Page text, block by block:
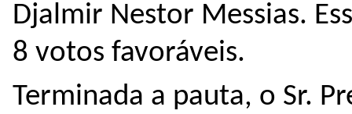
Djalmir Nestor Messias.
8 votos favoráveis.
Terminada a pauta, o Sr.